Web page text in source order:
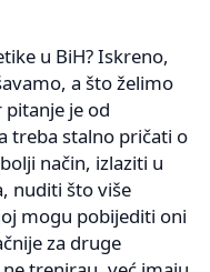
u BiH? Iskreno,
a što želimo
je od
treba stalno pričati o
način, izlaziti u
nuditi što više
mogu pobijediti oni
za druge